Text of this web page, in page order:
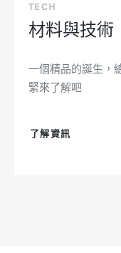
TECH
材料與技術
一個精品的誕生，
緊來了解吧
了解資訊